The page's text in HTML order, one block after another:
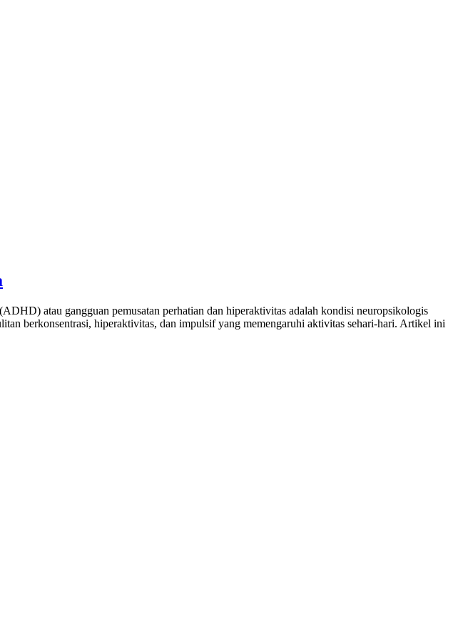
atau gangguan pemusatan perhatian dan hiperaktivitas adalah kondisi neuropsikologis
berkonsentrasi, hiperaktivitas, dan impulsif yang memengaruhi aktivitas sehari-hari. Artikel ini